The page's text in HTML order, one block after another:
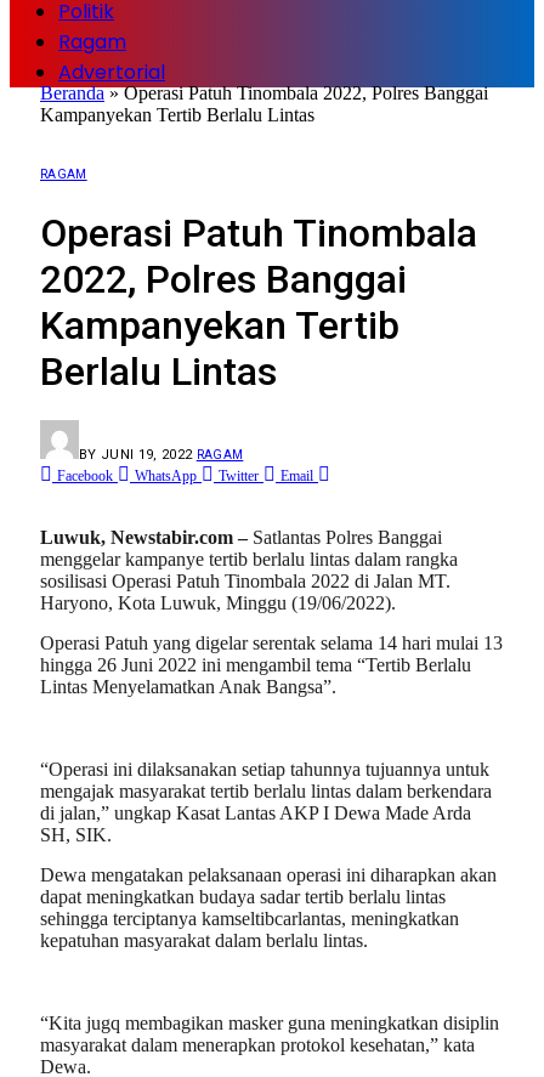
Politik
Ragam
Advertorial
Beranda»Operasi Patuh Tinombala 2022, Polres Banggai
Kampanyekan Tertib Berlalu Lintas
RAGAM
Operasi Patuh Tinombala
2022, Polres Banggai
Kampanyekan Tertib
Berlalu Lintas
BY JUNI 19, 2022 RAGAM
Facebook WhatsApp Twitter Email
Luwuk, Newstabir.com –Satlantas Polres Banggai
menggelar kampanye tertib berlalu lintas dalam rangka
sosilisasi Operasi Patuh Tinombala 2022 di Jalan MT.
Haryono, Kota Luwuk, Minggu (19/06/2022).
Operasi Patuh yang digelar serentak selama 14 hari mulai 13
hingga 26 Juni 2022 ini mengambil tema “Tertib Berlalu
Lintas Menyelamatkan Anak Bangsa”.
“Operasi ini dilaksanakan setiap tahunnya tujuannya untuk
mengajak masyarakat tertib berlalu lintas dalam berkendara
di jalan,” ungkap Kasat Lantas AKP I Dewa Made Arda
SH, SIK.
Dewa mengatakan pelaksanaan operasi ini diharapkan akan
dapat meningkatkan budaya sadar tertib berlalu lintas
sehingga terciptanya kamseltibcarlantas, meningkatkan
kepatuhan masyarakat dalam berlalu lintas.
“Kita jugq membagikan masker guna meningkatkan disiplin
masyarakat dalam menerapkan protokol kesehatan,” kata
Dewa.